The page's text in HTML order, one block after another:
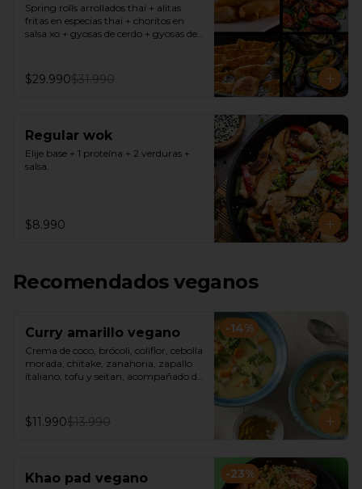
Spring rolls arrollados thai + alitas
fritas en especias thai + choritos en
salsa xo + gyosas de cerdo + gyosas de
$29.990$31.990
Regular wok
Elije base + 1 proteína + 2 verduras +
salsa.
$8.990
Recomendados veganos
-14%
Curry amarillo vegano
Crema de coco, brócoli, coliflor, cebolla
morada, chitake, zanahoria, zapallo
italiano, tofu y seitan, acompañado de
$11.990$13.990
-23%
Khao pad vegano